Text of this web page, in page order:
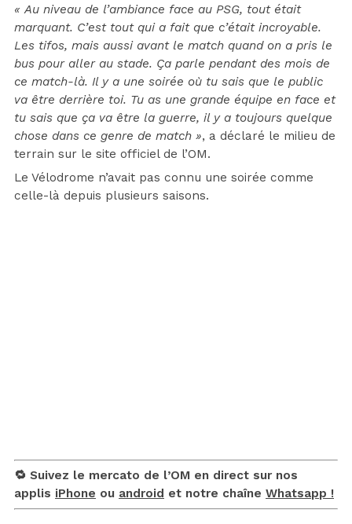
« Au niveau de l’ambiance face au PSG, tout était
marquant. C’est tout qui a fait que c’était incroyable.
Les tifos, mais aussi avant le match quand on a pris le
bus pour aller au stade. Ça parle pendant des mois de
ce match-là. Il y a une soirée où tu sais que le public
va être derrière toi. Tu as une grande équipe en face et
tu sais que ça va être la guerre, il y a toujours quelque
chose dans ce genre de match », a déclaré le milieu de
terrain sur le site officiel de l’OM.
Le Vélodrome n’avait pas connu une soirée comme
celle-là depuis plusieurs saisons.
🔁 Suivez le mercato de l’OM en direct sur nos
applis iPhone ou android et notre chaîne Whatsapp !